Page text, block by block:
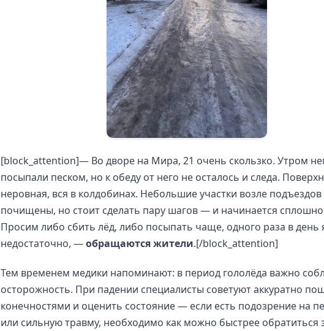
[block_attention]— Во дворе на Мира, 21 очень скользко. Утром
посыпали песком, но к обеду от него не осталось и следа.
неровная, вся в колдобинах. Небольшие участки возле подъездов
почищены, но стоит сделать пару шагов — и начинается
Просим либо сбить лёд, либо посыпать чаще, одного раза в день
недостаточно, —обращаются жители.[/block_attention]
Тем временем медики напоминают: в период гололёда важно
осторожность. При падении специалисты советуют аккуратно
конечностями и оценить состояние — если есть подозрение на
или сильную травму, необходимо как можно быстрее обратиться